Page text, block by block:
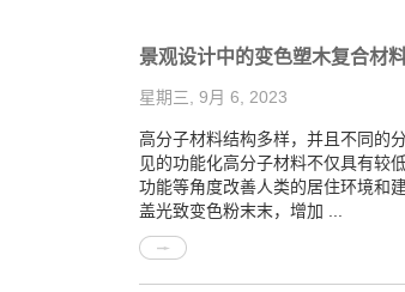
景观设计中的变色塑木复合材
星期三, 9月 6, 2023
高分子材料结构多样，并且不同的
见的功能化高分子材料不仅具有较
功能等角度改善人类的居住环境和
盖光致变色粉末末，增加 ...